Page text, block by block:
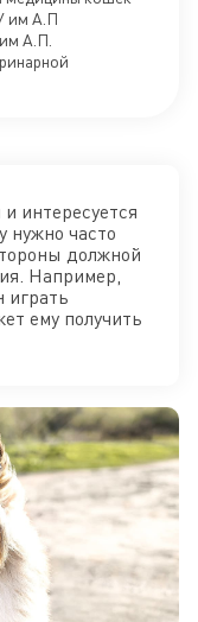
им А.П
А.П.
интересуется
нужно часто
должной
Например,
играть
ему получить